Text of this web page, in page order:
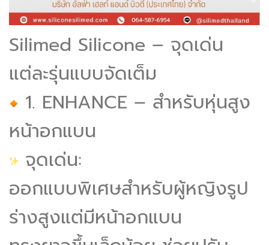
Silimed Silicone – จุดเด่น
แต่ละรุ่นแบบจัดเต็ม
1. ENHANCE – สำหรับหุ่นสูง
หน้าอกแบน
จุดเด่น:
ออกแบบพิเศษสำหรับผู้หญิงรูป
ร่างสูงแต่มีหน้าอกแบน